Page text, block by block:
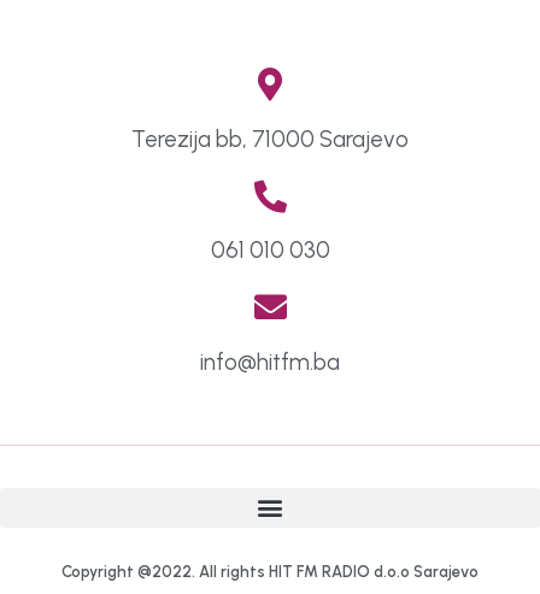
Terezija bb, 71000 Sarajevo
061 010 030
info@hitfm.ba
Copyright @2022. All rights HIT FM RADIO d.o.o Sarajevo